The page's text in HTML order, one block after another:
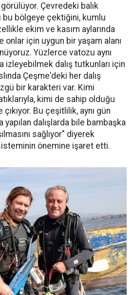
Çevredeki balık
bu bölgeye çektiğini, kumlu
ekim ve kasım aylarında
için uygun bir yaşam alanı
Yüzlerce vatozu aynı
izleyebilmek dalış tutkunları için
Çeşme'deki her dalış
bir karakteri var. Kimi
kimi de sahip olduğu
Bu çeşitlilik, aynı gün
yapılan dalışlarda bile bambaşka
sağlıyor" diyerek
önemine işaret etti.